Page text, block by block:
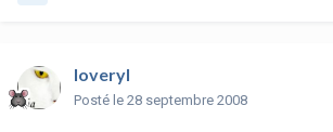
loveryl
Posté le 28 septembre 2008